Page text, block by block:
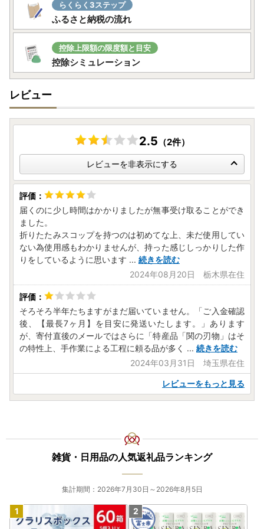
らくらく3ステップ
ふるさと納税の流れ
控除上限額の限度額と目安
控除シミュレーション
レビュー
2.5 （2件）
レビューを非表示にする
届くのに少し時間はかかりましたが無事受け取ることができ
ました。
折りたたみスコップを持つのは初めてな上、未だ使用してい
ない為使用感もわかりませんが、持った感じしっかりした作
りをしているように思います ... 続きを読む
2024年08月20日 栃木県在住
そろそろ半年たちますがまだ届いていません。「ご入金確認
後、【最長7ヶ月】を目安に発送いたします。」あります
が、寄付直後のメールではさらに「特産品「関の刃物」はそ
の特性上、手作業による工程に頼る品が多く ... 続きを読む
2024年03月31日 埼玉県在住
レビューをもっと見る
雑貨・日用品の人気返礼品ランキング
集計期間：2026年7月30日～2026年8月5日